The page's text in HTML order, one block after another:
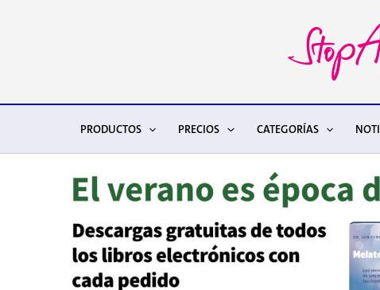
PRODUCTOS PRECIOS CATEGORÍAS